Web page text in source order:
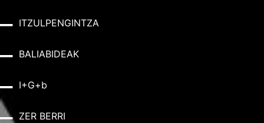
ITZULPENGINTZA
BALIABIDEAK
I+G+b
ZER BERRI